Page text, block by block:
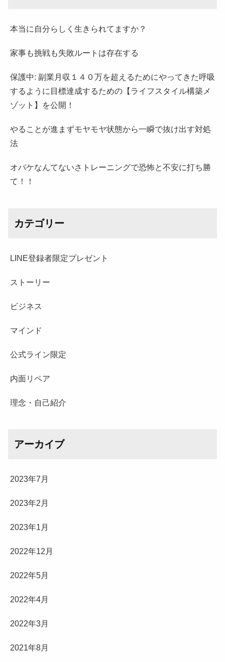
本当に自分らしく生きられてますか？
家事も挑戦も失敗ルートは存在する
保護中: 副業月収１４０万を超えるためにやってきた呼吸
するように目標達成するための【ライフスタイル構築メ
ゾット】を公開！
やることが進まずモヤモヤ状態から一瞬で抜け出す対処
法
オバケなんてないさトレーニングで恐怖と不安に打ち勝
て！！
カテゴリー
LINE登録者限定プレゼント
ストーリー
ビジネス
マインド
公式ライン限定
内面リペア
理念・自己紹介
アーカイブ
2023年7月
2023年2月
2023年1月
2022年12月
2022年5月
2022年4月
2022年3月
2021年8月